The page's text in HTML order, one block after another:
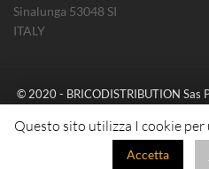
Sinalunga 53048 SI
ITALY
© 2020 - BRICODISTRIBUTION
Questo sito utilizza I cookie
Accetta